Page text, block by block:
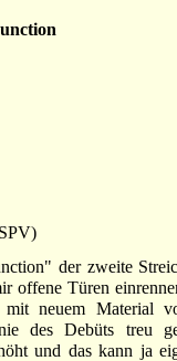
der zweite
offene Türen
neuem Material
des Debüts treu
und das kann ja